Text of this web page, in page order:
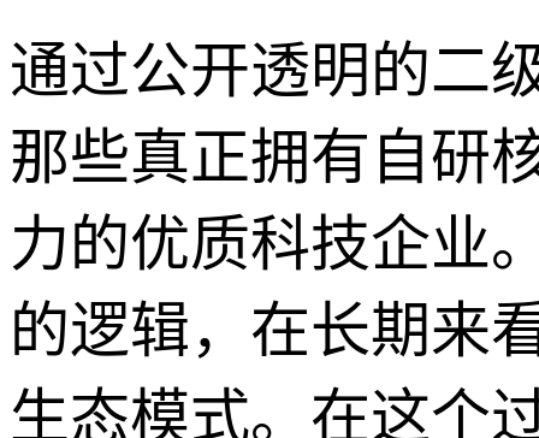
通过公开透明的二
那些真正拥有自研
力的优质科技企业
的逻辑，在长期来
生态模式。在这个